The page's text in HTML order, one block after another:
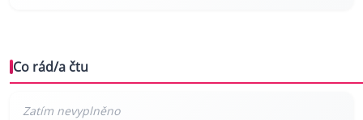
Co rád/a čtu